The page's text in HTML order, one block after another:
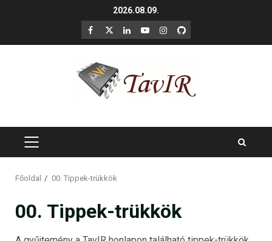
2026.08.09.
F X LinkedIn
YouTubeInstagram
GitHub
PRIMARY
Főoldal 00. Tippek-trükkök
00. Tippek-trükkök